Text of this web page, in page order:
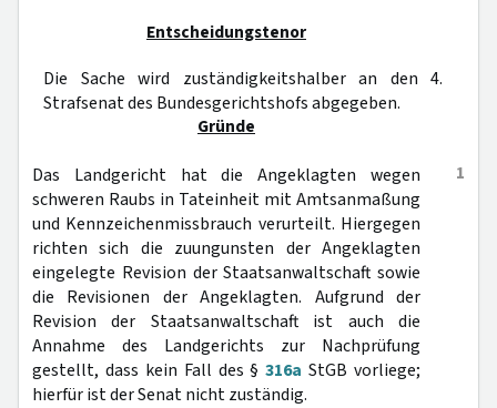
Entscheidungstenor
Die Sache wird zuständigkeitshalber an den 4.
Strafsenat des Bundesgerichtshofs abgegeben.
Gründe
1
Das Landgericht hat die Angeklagten wegen
schweren Raubs in Tateinheit mit Amtsanmaßung
und Kennzeichenmissbrauch verurteilt. Hiergegen
richten sich die zuungunsten der Angeklagten
eingelegte Revision der Staatsanwaltschaft sowie
die Revisionen der Angeklagten. Aufgrund der
Revision der Staatsanwaltschaft ist auch die
Annahme des Landgerichts zur Nachprüfung
gestellt, dass kein Fall des §316a StGB vorliege;
hierfür ist der Senat nicht zuständig.